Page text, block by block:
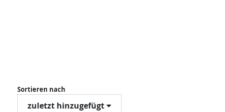
Sortieren nach
zuletzt hinzugefügt